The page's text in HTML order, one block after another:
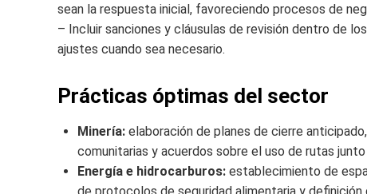
sean la respuesta inicial, favoreciendo procesos de
– Incluir sanciones y cláusulas de revisión dentro de
ajustes cuando sea necesario.
Prácticas óptimas del sector
Minería: elaboración de planes de cierre
comunitarias y acuerdos sobre el uso de rutas
Energía e hidrocarburos: establecimiento de